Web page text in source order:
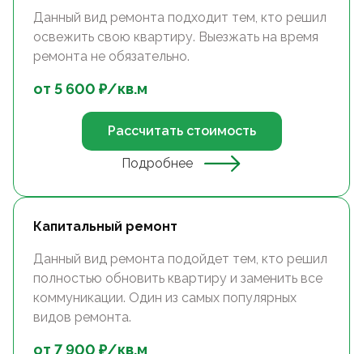
Данный вид ремонта подходит тем, кто решил
освежить свою квартиру. Выезжать на время
ремонта не обязательно.
от 5 600 ₽/кв.м
Рассчитать стоимость
Подробнее
Капитальный ремонт
Данный вид ремонта подойдет тем, кто решил
полностью обновить квартиру и заменить все
коммуникации. Один из самых популярных
видов ремонта.
от 7 900 ₽/кв.м